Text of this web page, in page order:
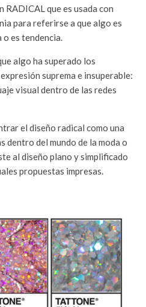
RADICAL que es usada con
para referirse a que algo es
o es tendencia.
algo ha superado los
suprema e insuperable:
visual dentro de las redes
el diseño radical como una
dentro del mundo de la moda o
al diseño plano y simplificado
propuestas impresas.